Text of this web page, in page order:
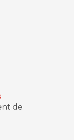
de